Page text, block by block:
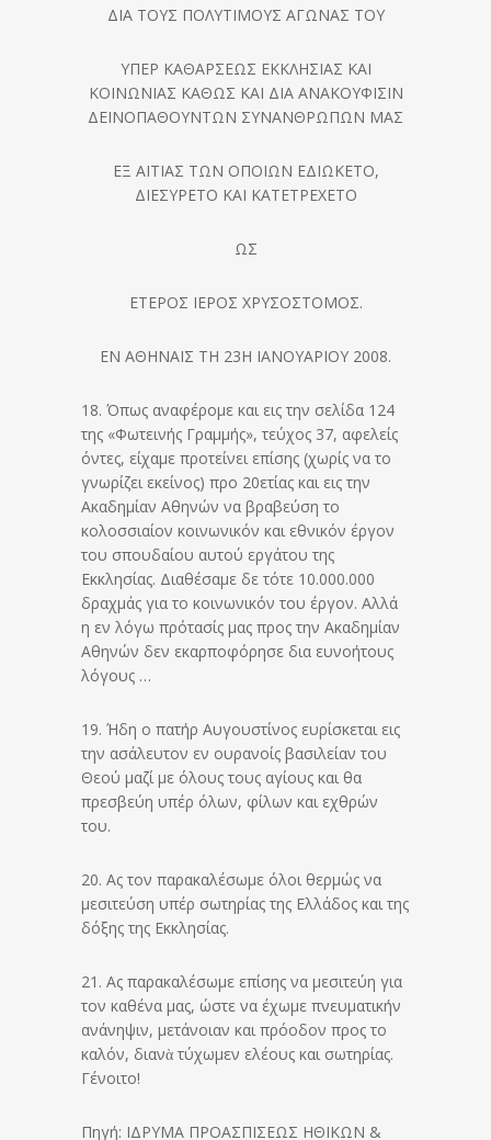
ΔΙΑ ΤΟΥΣ ΠΟΛΥΤΙΜΟΥΣ ΑΓΩΝΑΣ ΤΟΥ
ΥΠΕΡ ΚΑΘΑΡΣΕΩΣ ΕΚΚΛΗΣΙΑΣ ΚΑΙ
ΚΟΙΝΩΝΙΑΣ ΚΑΘΩΣ ΚΑΙ ΔΙΑ ΑΝΑΚΟΥΦΙΣΙΝ
ΔΕΙΝΟΠΑΘΟΥΝΤΩΝ ΣΥΝΑΝΘΡΩΠΩΝ ΜΑΣ
ΕΞ ΑΙΤΙΑΣ ΤΩΝ ΟΠΟΙΩΝ ΕΔΙΩΚΕΤΟ,
ΔΙΕΣΥΡΕΤΟ ΚΑΙ ΚΑΤΕΤΡΕΧΕΤΟ
ΩΣ
ΕΤΕΡΟΣ ΙΕΡΟΣ ΧΡΥΣΟΣΤΟΜΟΣ.
ΕΝ ΑΘΗΝΑΙΣ ΤΗ 23Η ΙΑΝΟΥΑΡΙΟΥ 2008.
18. Όπως αναφέρομε και εις την σελίδα 124
της «Φωτεινής Γραμμής», τεύχος 37, αφελείς
όντες, είχαμε προτείνει επίσης (χωρίς να το
γνωρίζει εκείνος) προ 20ετίας και εις την
Ακαδημίαν Αθηνών να βραβεύση το
κολοσσιαίον κοινωνικόν και εθνικόν έργον
του σπουδαίου αυτού εργάτου της
Εκκλησίας. Διαθέσαμε δε τότε 10.000.000
δραχμάς για το κοινωνικόν του έργον. Αλλά
η εν λόγω πρότασίς μας προς την Ακαδημίαν
Αθηνών δεν εκαρποφόρησε δια ευνοήτους
λόγους …
19. Ήδη ο πατήρ Αυγουστίνος ευρίσκεται εις
την ασάλευτον εν ουρανοίς βασιλείαν του
Θεού μαζί με όλους τους αγίους και θα
πρεσβεύη υπέρ όλων, φίλων και εχθρών
του.
20. Ας τον παρακαλέσωμε όλοι θερμώς να
μεσιτεύση υπέρ σωτηρίας της Ελλάδος και της
δόξης της Εκκλησίας.
21. Ας παρακαλέσωμε επίσης να μεσιτεύη για
τον καθένα μας, ώστε να έχωμε πνευματικήν
ανάνηψιν, μετάνοιαν και πρόοδον προς το
καλόν, διανὰ τύχωμεν ελέους και σωτηρίας.
Γένοιτο!
Πηγή: ΙΔΡΥΜΑ ΠΡΟΑΣΠΙΣΕΩΣ ΗΘΙΚΩΝ &